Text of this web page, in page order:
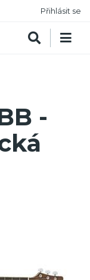
Přihlásit se
-